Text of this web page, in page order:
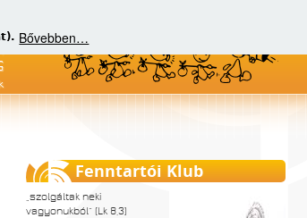
Bővebben…
Fenntartói Klub
szolgáltak neki
vagyonukból
(Lk 8,3)